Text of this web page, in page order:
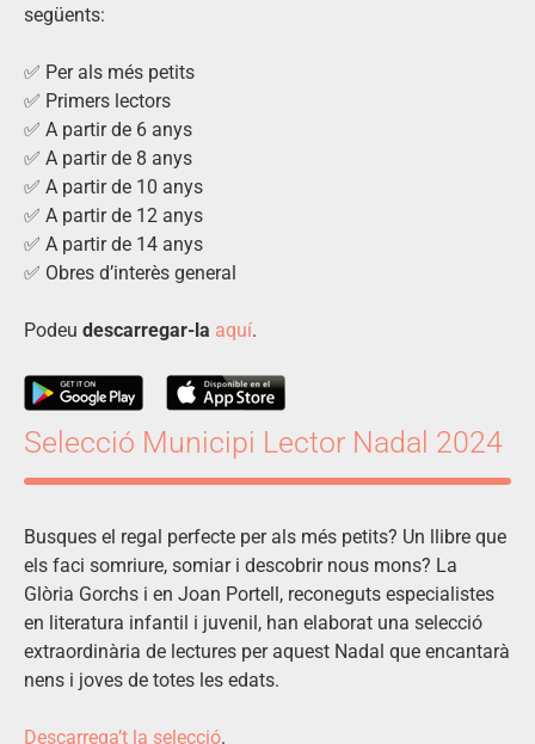
següents:
✅ Per als més petits
✅ Primers lectors
✅ A partir de 6 anys
✅ A partir de 8 anys
✅ A partir de 10 anys
✅ A partir de 12 anys
✅ A partir de 14 anys
✅ Obres d’interès general
Podeu descarregar-la aquí.
Selecció Municipi Lector Nadal 2024
Busques el regal perfecte per als més petits? Un llibre que
els faci somriure, somiar i descobrir nous mons? La
Glòria Gorchs i en Joan Portell, reconeguts especialistes
en literatura infantil i juvenil, han elaborat una selecció
extraordinària de lectures per aquest Nadal que encantarà
nens i joves de totes les edats.
Descarrega’t la selecció.